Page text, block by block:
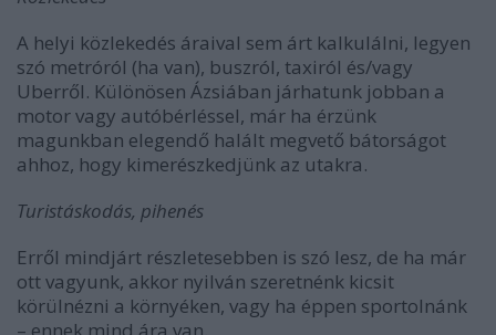
A helyi közlekedés áraival sem árt kalkulálni, legyen
szó metróról (ha van), buszról, taxiról és/vagy
Uberről. Különösen Ázsiában járhatunk jobban a
motor vagy autóbérléssel, már ha érzünk
magunkban elegendő halált megvető bátorságot
ahhoz, hogy kimerészkedjünk az utakra.
Turistáskodás, pihenés
Erről mindjárt részletesebben is szó lesz, de ha már
ott vagyunk, akkor nyilván szeretnénk kicsit
körülnézni a környéken, vagy ha éppen sportolnánk
– ennek mind ára van.